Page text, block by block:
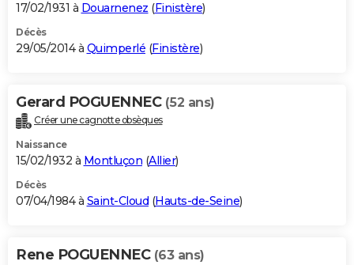
17/02/1931 à Douarnenez (Finistère)
Décès
29/05/2014 à Quimperlé (Finistère)
Gerard POGUENNEC (52 ans)
Créer une cagnotte obsèques
Naissance
15/02/1932 à Montluçon (Allier)
Décès
07/04/1984 à Saint-Cloud (Hauts-de-Seine)
Rene POGUENNEC (63 ans)